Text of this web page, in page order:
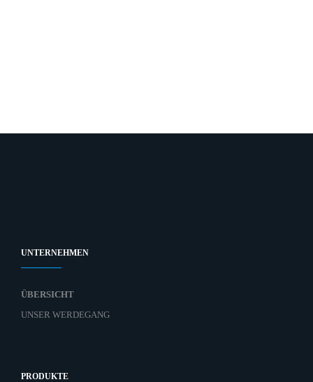
UNTERNEHMEN
ÜBERSICHT
UNSER WERDEGANG
PRODUKTE